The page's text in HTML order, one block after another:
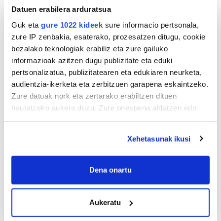
Datuen erabilera arduratsua
Guk eta gure 1022 kideek sure informacio pertsonala,
zure IP zenbakia, esaterako, prozesatzen ditugu, cookie
bezalako teknologiak erabiliz eta zure gailuko
informazioak azitzen dugu publizitate eta eduki
pertsonalizatua, publizitatearen eta edukiaren neurketa,
audientzia-ikerketa eta zerbitzuen garapena eskaintzeko.
Zure datuak nork eta zertarako erabiltzen dituen
hautatzeko aukera duzu. Zure onespena aldatzen edo
If you allow, we would also like to:
Collect information about your geographical
meters
Identify your device by actively scanning it for
specific characteristics (fingerprinting)
Xehetasunak ikusi
Dena onartu
Aukeratu